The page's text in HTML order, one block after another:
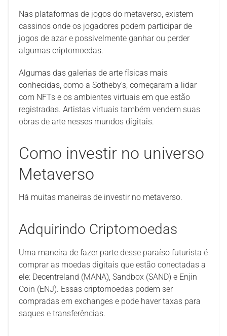
Nas plataformas de jogos do metaverso, existem
cassinos onde os jogadores podem participar de
jogos de azar e possivelmente ganhar ou perder
algumas criptomoedas.
Algumas das galerias de arte físicas mais
conhecidas, como a Sotheby’s, começaram a lidar
com NFTs e os ambientes virtuais em que estão
registradas. Artistas virtuais também vendem suas
obras de arte nesses mundos digitais.
Como investir no universo
Metaverso
Há muitas maneiras de investir no metaverso.
Adquirindo Criptomoedas
Uma maneira de fazer parte desse paraíso futurista é
comprar as moedas digitais que estão conectadas a
ele: Decentreland (MANA), Sandbox (SAND) e Enjin
Coin (ENJ). Essas criptomoedas podem ser
compradas em exchanges e pode haver taxas para
saques e transferências.